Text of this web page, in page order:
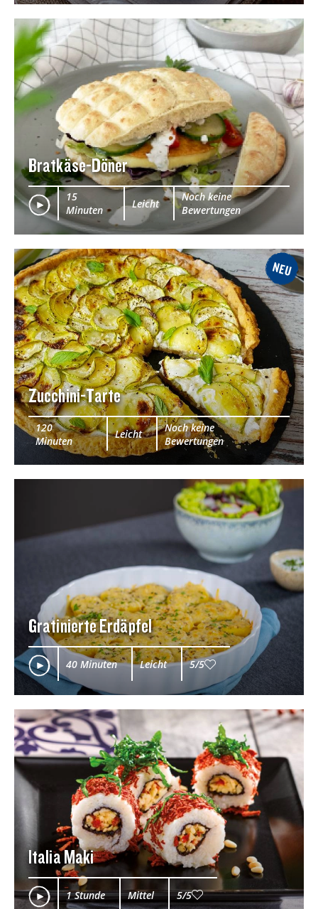
Bratkäse-Döner
15
Minuten
Leicht
Noch keine
Bewertungen
NEU
Zucchini-Tarte
120
Minuten
Leicht
Noch keine
Bewertungen
Gratinierte Erdäpfel
40 Minuten Leicht 5/5
Italia Maki
1 Stunde Mittel 5/5